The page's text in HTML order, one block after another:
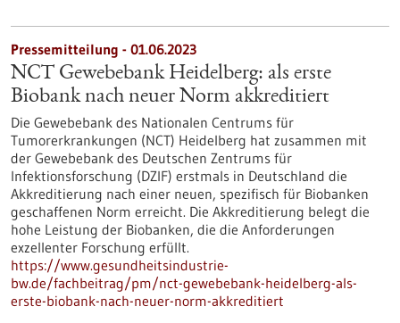
Pressemitteilung - 01.06.2023
NCT Gewebebank Heidelberg: als erste
Biobank nach neuer Norm akkreditiert
Die Gewebebank des Nationalen Centrums für
Tumorerkrankungen (NCT) Heidelberg hat zusammen mit
der Gewebebank des Deutschen Zentrums für
Infektionsforschung (DZIF) erstmals in Deutschland die
Akkreditierung nach einer neuen, spezifisch für Biobanken
geschaffenen Norm erreicht. Die Akkreditierung belegt die
hohe Leistung der Biobanken, die die Anforderungen
exzellenter Forschung erfüllt.
https://www.gesundheitsindustrie-
bw.de/fachbeitrag/pm/nct-gewebebank-heidelberg-als-
erste-biobank-nach-neuer-norm-akkreditiert